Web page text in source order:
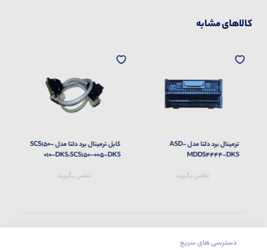
کالاهای مشابه
ترمینال برد دلتا مدل ASD-
MDDS4444-DKS
تماس بگیرید
کابل ترمینال برد دلتا مدل SCS150-
010-DKS،SCS150-005-DKS
تماس بگیرید
دسترسی های سریع